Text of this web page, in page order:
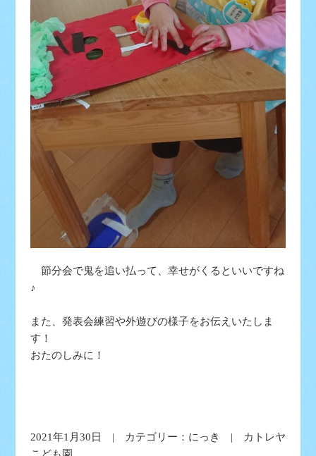
節分会で鬼を追い払って、幸せがくるといいですね
♪
また、発表会練習や外遊びの様子をお伝えいたしま
す！
おたのしみに！
2021年1月30日 | カテゴリー： にっき
| カトレヤ
こども園